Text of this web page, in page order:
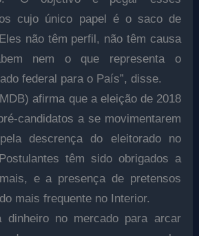
cujo único papel é o saco de
não têm perfil, não têm causa
nem o que representa o
federal para o País”, disse.
afirma que a eleição de 2018
candidatos a se movimentarem
descrença do eleitorado no
têm sido obrigados a
e a presença de pretensos
mais frequente no Interior.
dinheiro no mercado para arcar